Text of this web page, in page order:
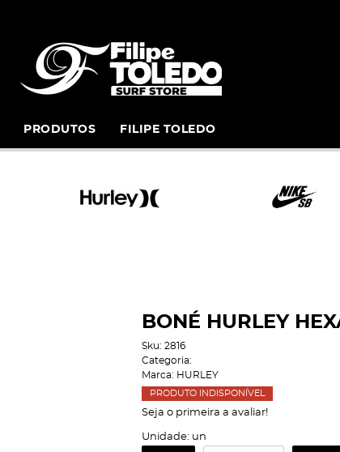
PRODUTOS FILIPE TOLEDO
BONÉ HURLEY
Sku: 2816
Categoria:
Marca: HURLEY
PRODUTO INDISPONÍVEL
Seja o primeira a avaliar!
Unidade: un